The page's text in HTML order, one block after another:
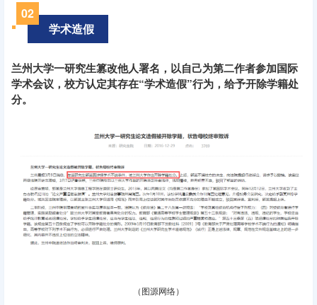
02
学术造假
兰州大学一研究生篡改他人署名，以自己为第二作者参加国际
学术会议，校方认定其存在“学术造假”行为，给予开除学籍处
分。
（图源网络）